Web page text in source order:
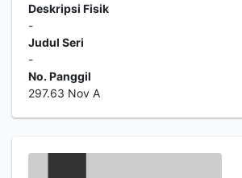
Deskripsi Fisik
-
Judul Seri
-
No. Panggil
297.63 Nov A